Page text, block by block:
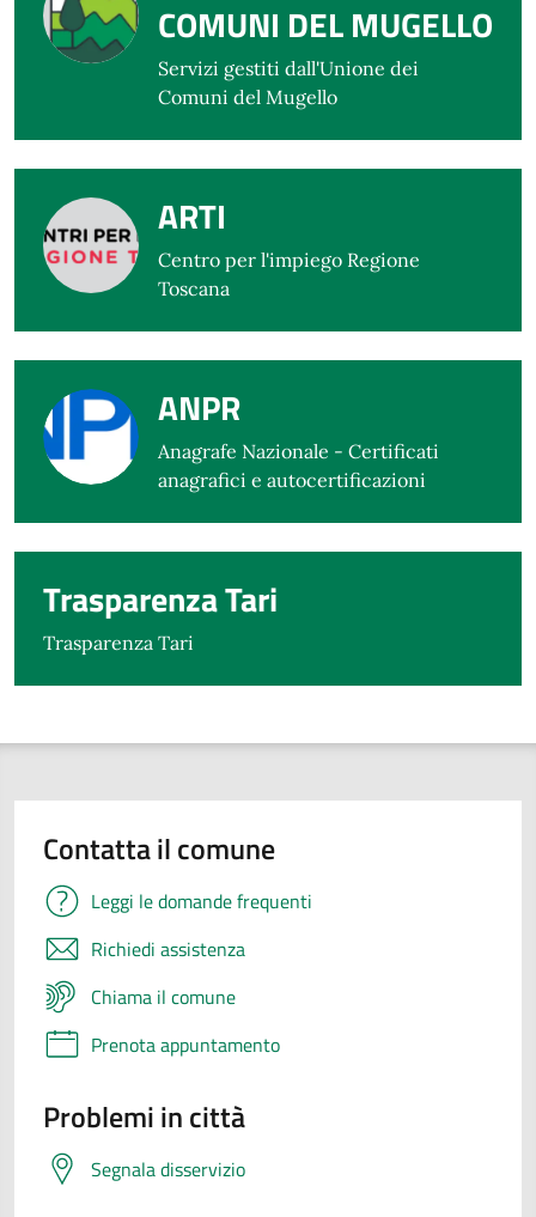
COMUNI DEL MUGELLO
Servizi gestiti dall'Unione dei
Comuni del Mugello
ARTI
Centro per l'impiego Regione
Toscana
ANPR
Anagrafe Nazionale - Certificati
anagrafici e autocertificazioni
Trasparenza Tari
Trasparenza Tari
Contatta il comune
Leggi le domande frequenti
Richiedi assistenza
Chiama il comune
Prenota appuntamento
Problemi in città
Segnala disservizio